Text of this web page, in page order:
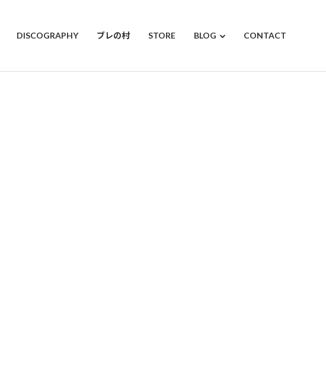
DISCOGRAPHY ブレの村 STORE BLOG CONTACT